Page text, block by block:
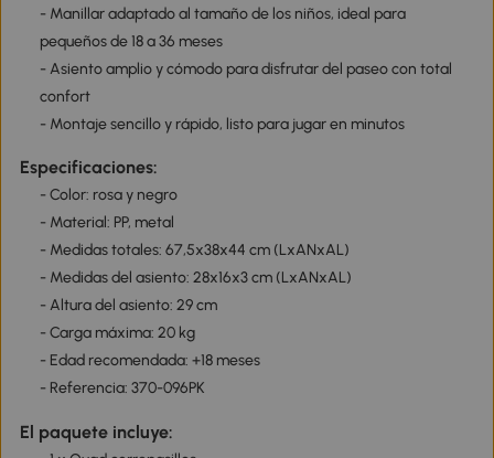
- Manillar adaptado al tamaño de los niños, ideal para
pequeños de 18 a 36 meses
- Asiento amplio y cómodo para disfrutar del paseo con total
confort
- Montaje sencillo y rápido, listo para jugar en minutos
Especificaciones:
- Color: rosa y negro
- Material: PP, metal
- Medidas totales: 67,5x38x44 cm (LxANxAL)
- Medidas del asiento: 28x16x3 cm (LxANxAL)
- Altura del asiento: 29 cm
- Carga máxima: 20 kg
- Edad recomendada: +18 meses
- Referencia: 370-096PK
El paquete incluye: